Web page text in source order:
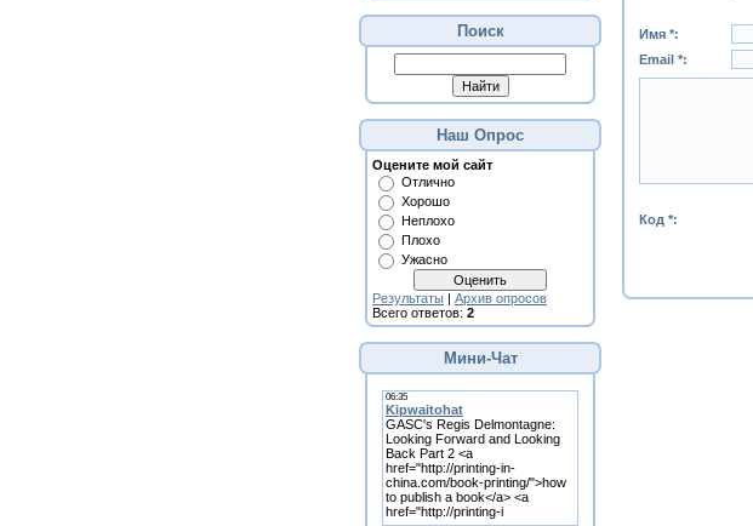
Поиск
Наш Опрос
Оцените мой сайт
Отлично
Хорошо
Неплохо
Плохо
Ужасно
Результаты | Архив опросов
Всего ответов: 2
Мини-Чат
Имя *:
Email *:
Код *: